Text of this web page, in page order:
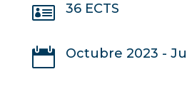
 36 ECTS
 Octubre 2023 -